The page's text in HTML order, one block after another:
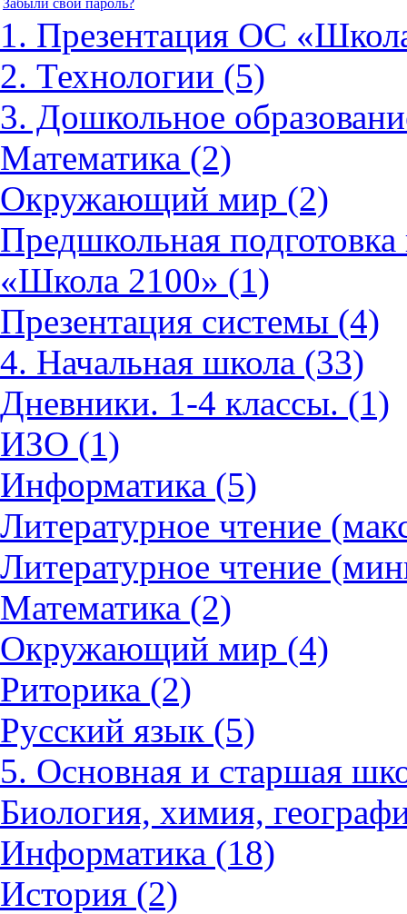
Забыли свой пароль?
1. Презентация ОС
2. Технологии (5)
3. Дошкольное
Математика (2)
Окружающий мир (2)
Предшкольная
«Школа 2100» (1)
Презентация системы (4)
4. Начальная школа (33)
Дневники. 1-4 классы. (1)
ИЗО (1)
Информатика (5)
Литературное чтение
Литературное чтение
Математика (2)
Окружающий мир (4)
Риторика (2)
Русский язык (5)
5. Основная и старшая
Биология, химия,
Информатика (18)
История (2)